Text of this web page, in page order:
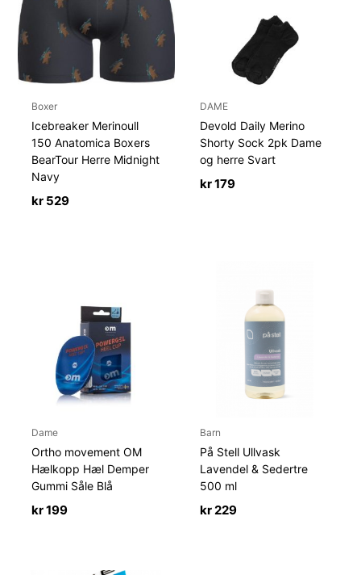
Boxer
Icebreaker Merinoull
150 Anatomica Boxers
BearTour Herre Midnight
Navy
kr 529
DAME
Devold Daily Merino
Shorty Sock 2pk Dame
og herre Svart
kr179
Dame
Ortho movement OM
Hælkopp Hæl Demper
Gummi Såle Blå
kr199
Barn
På Stell Ullvask
Lavendel & Sedertre
500 ml
kr229